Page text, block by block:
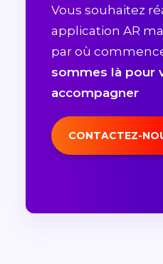
Vous souhaitez
application AR
par où
sommes là pour
accompagner
CONTACTEZ-